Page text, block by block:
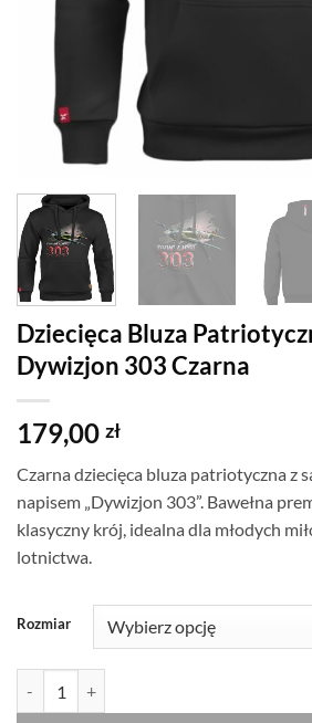
Dziecięca Bluza
Dywizjon 303 Czarna
179,00 zł
Czarna dziecięca bluza patriotyczna z
napisem „Dywizjon 303”. Bawełna
klasyczny krój, idealna dla młodych
lotnictwa.
Rozmiar